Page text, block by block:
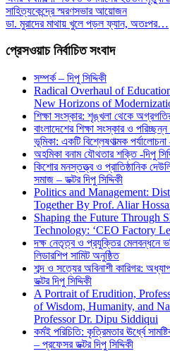
সাহিত্যকেন্দ্রে স্মরণসভার আয়োজন
ডা. মুরাদের মাথায় খুলে পড়ল ফ্যান, অতঃপর…
প্রেসওয়াচ নির্বাচিত সংবাদ
সম্পর্ক – দিপু সিদ্দিকী
Radical Overhaul of
New Horizons of
শিক্ষা সংস্কার: শৃঙ্খলা থেকে
বাংলাদেশের শিক্ষা সংস্কার ও
ভূমিকা: একটি বিশ্লেষণাত্মক
অহমিকা বনাম যৌথতার শক্তি -দিপু
কিশোর মনস্তত্ত্ব ও প্রাতিষ্ঠানিক
সমাজ – ডক্টর দিপু সিদ্দিকী
Politics and Management:
Together By Prof. Aliar
Shaping the Future Through
Technology: ‘CEO Factory
দক্ষ নেতৃত্ব ও প্রযুক্তির মেলবন্ধনে
লিডারশিপ সামিট অনুষ্ঠিত
শব্দ ও সত্যের অবিনাশী কারিগর:
ডক্টর দিপু সিদ্দিকী
A Portrait of Erudition,
of Wisdom, Humanity, and
Professor Dr. Dipu Siddiqui
কর্মই পরিচিতি: কৃত্রিমতার ঊর্ধ্বে
– প্রফেসর ডক্টর দিপু সিদ্দিকী